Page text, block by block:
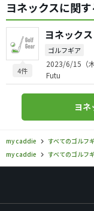
ヨネックスに関
4件
ヨネック
ゴルフギア
2023/6/15（
Futu
ヨ
my caddie すべてのゴルフ
my caddie
すべてのゴルフ